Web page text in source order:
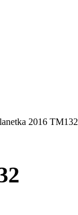
2016 TM132